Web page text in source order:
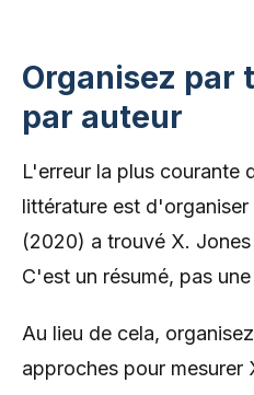
Organisez par
par auteur
L'erreur la plus courante
littérature est
(2020) a trouvé X.
C'est un résumé, pas
Au lieu de cela,
approches pour mesurer